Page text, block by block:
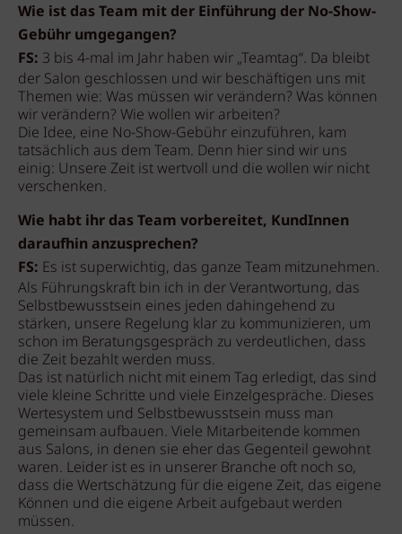
Wie ist das Team mit der Einführung der No-Show-
Gebühr umgegangen?
FS: 3 bis 4-mal im Jahr haben wir „Teamtag“. Da bleibt
der Salon geschlossen und wir beschäftigen uns mit
Themen wie: Was müssen wir verändern? Was können
wir verändern? Wie wollen wir arbeiten?
Die Idee, eine No-Show-Gebühr einzuführen, kam
tatsächlich aus dem Team. Denn hier sind wir uns
einig: Unsere Zeit ist wertvoll und die wollen wir nicht
verschenken.
Wie habt ihr das Team vorbereitet, KundInnen
daraufhin anzusprechen?
FS: Es ist superwichtig, das ganze Team mitzunehmen.
Als Führungskraft bin ich in der Verantwortung, das
Selbstbewusstsein eines jeden dahingehend zu
stärken, unsere Regelung klar zu kommunizieren, um
schon im Beratungsgespräch zu verdeutlichen, dass
die Zeit bezahlt werden muss.
Das ist natürlich nicht mit einem Tag erledigt, das sind
viele kleine Schritte und viele Einzelgespräche. Dieses
Wertesystem und Selbstbewusstsein muss man
gemeinsam aufbauen. Viele Mitarbeitende kommen
aus Salons, in denen sie eher das Gegenteil gewohnt
waren. Leider ist es in unserer Branche oft noch so,
dass die Wertschätzung für die eigene Zeit, das eigene
Können und die eigene Arbeit aufgebaut werden
müssen.